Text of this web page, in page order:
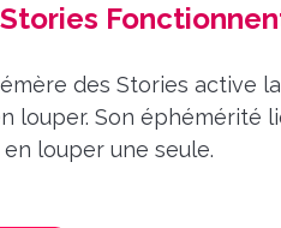
des Stories active
louper. Son éphémérité
louper une seule.